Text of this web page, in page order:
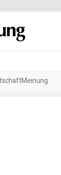
Meinung